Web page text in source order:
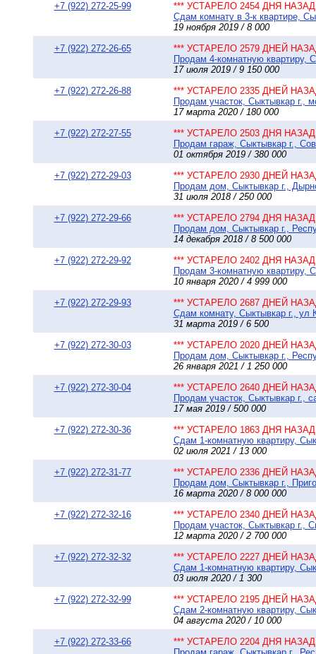
+7 (922) 272-25-99
*** УСТАРЕЛО 2454 ДНЯ НАЗАД
Сдам комнату в 3-к квартире,
19 ноября 2019 / 8 000
+7 (922) 272-26-65
*** УСТАРЕЛО 2579 ДНЕЙ
Продам 4-комнатную квартиру,
17 июля 2019 / 9 150 000
+7 (922) 272-26-88
*** УСТАРЕЛО 2335 ДНЕЙ
Продам участок, Сыктывкар г.,
17 марта 2020 / 180 000
+7 (922) 272-27-55
*** УСТАРЕЛО 2503 ДНЯ НАЗАД
Продам гараж, Сыктывкар г.,
01 октября 2019 / 380 000
+7 (922) 272-29-03
*** УСТАРЕЛО 2930 ДНЕЙ
Продам дом, Сыктывкар г.,
31 июля 2018 / 250 000
+7 (922) 272-29-66
*** УСТАРЕЛО 2794 ДНЯ НАЗАД
Продам дом, Сыктывкар г.,
14 декабря 2018 / 8 500 000
+7 (922) 272-29-92
*** УСТАРЕЛО 2402 ДНЯ НАЗАД
Продам 3-комнатную квартиру,
10 января 2020 / 4 999 000
+7 (922) 272-29-93
*** УСТАРЕЛО 2687 ДНЕЙ
Сдам комнату, Сыктывкар г., ул
31 марта 2019 / 6 500
+7 (922) 272-30-03
*** УСТАРЕЛО 2020 ДНЕЙ
Продам дом, Сыктывкар г.,
26 января 2021 / 1 250 000
+7 (922) 272-30-04
*** УСТАРЕЛО 2640 ДНЕЙ
Продам участок, Сыктывкар г.,
17 мая 2019 / 500 000
+7 (922) 272-30-36
*** УСТАРЕЛО 1863 ДНЯ НАЗАД
Сдам 1-комнатную квартиру,
02 июля 2021 / 13 000
+7 (922) 272-31-77
*** УСТАРЕЛО 2336 ДНЕЙ
Продам дом, Сыктывкар г.,
16 марта 2020 / 8 000 000
+7 (922) 272-32-16
*** УСТАРЕЛО 2340 ДНЕЙ
Продам участок, Сыктывкар г.,
12 марта 2020 / 2 700 000
+7 (922) 272-32-32
*** УСТАРЕЛО 2227 ДНЕЙ
Сдам 1-комнатную квартиру,
03 июля 2020 / 1 300
+7 (922) 272-32-99
*** УСТАРЕЛО 2195 ДНЕЙ
Сдам 2-комнатную квартиру,
04 августа 2020 / 10 000
+7 (922) 272-33-66
*** УСТАРЕЛО 2204 ДНЯ НАЗАД